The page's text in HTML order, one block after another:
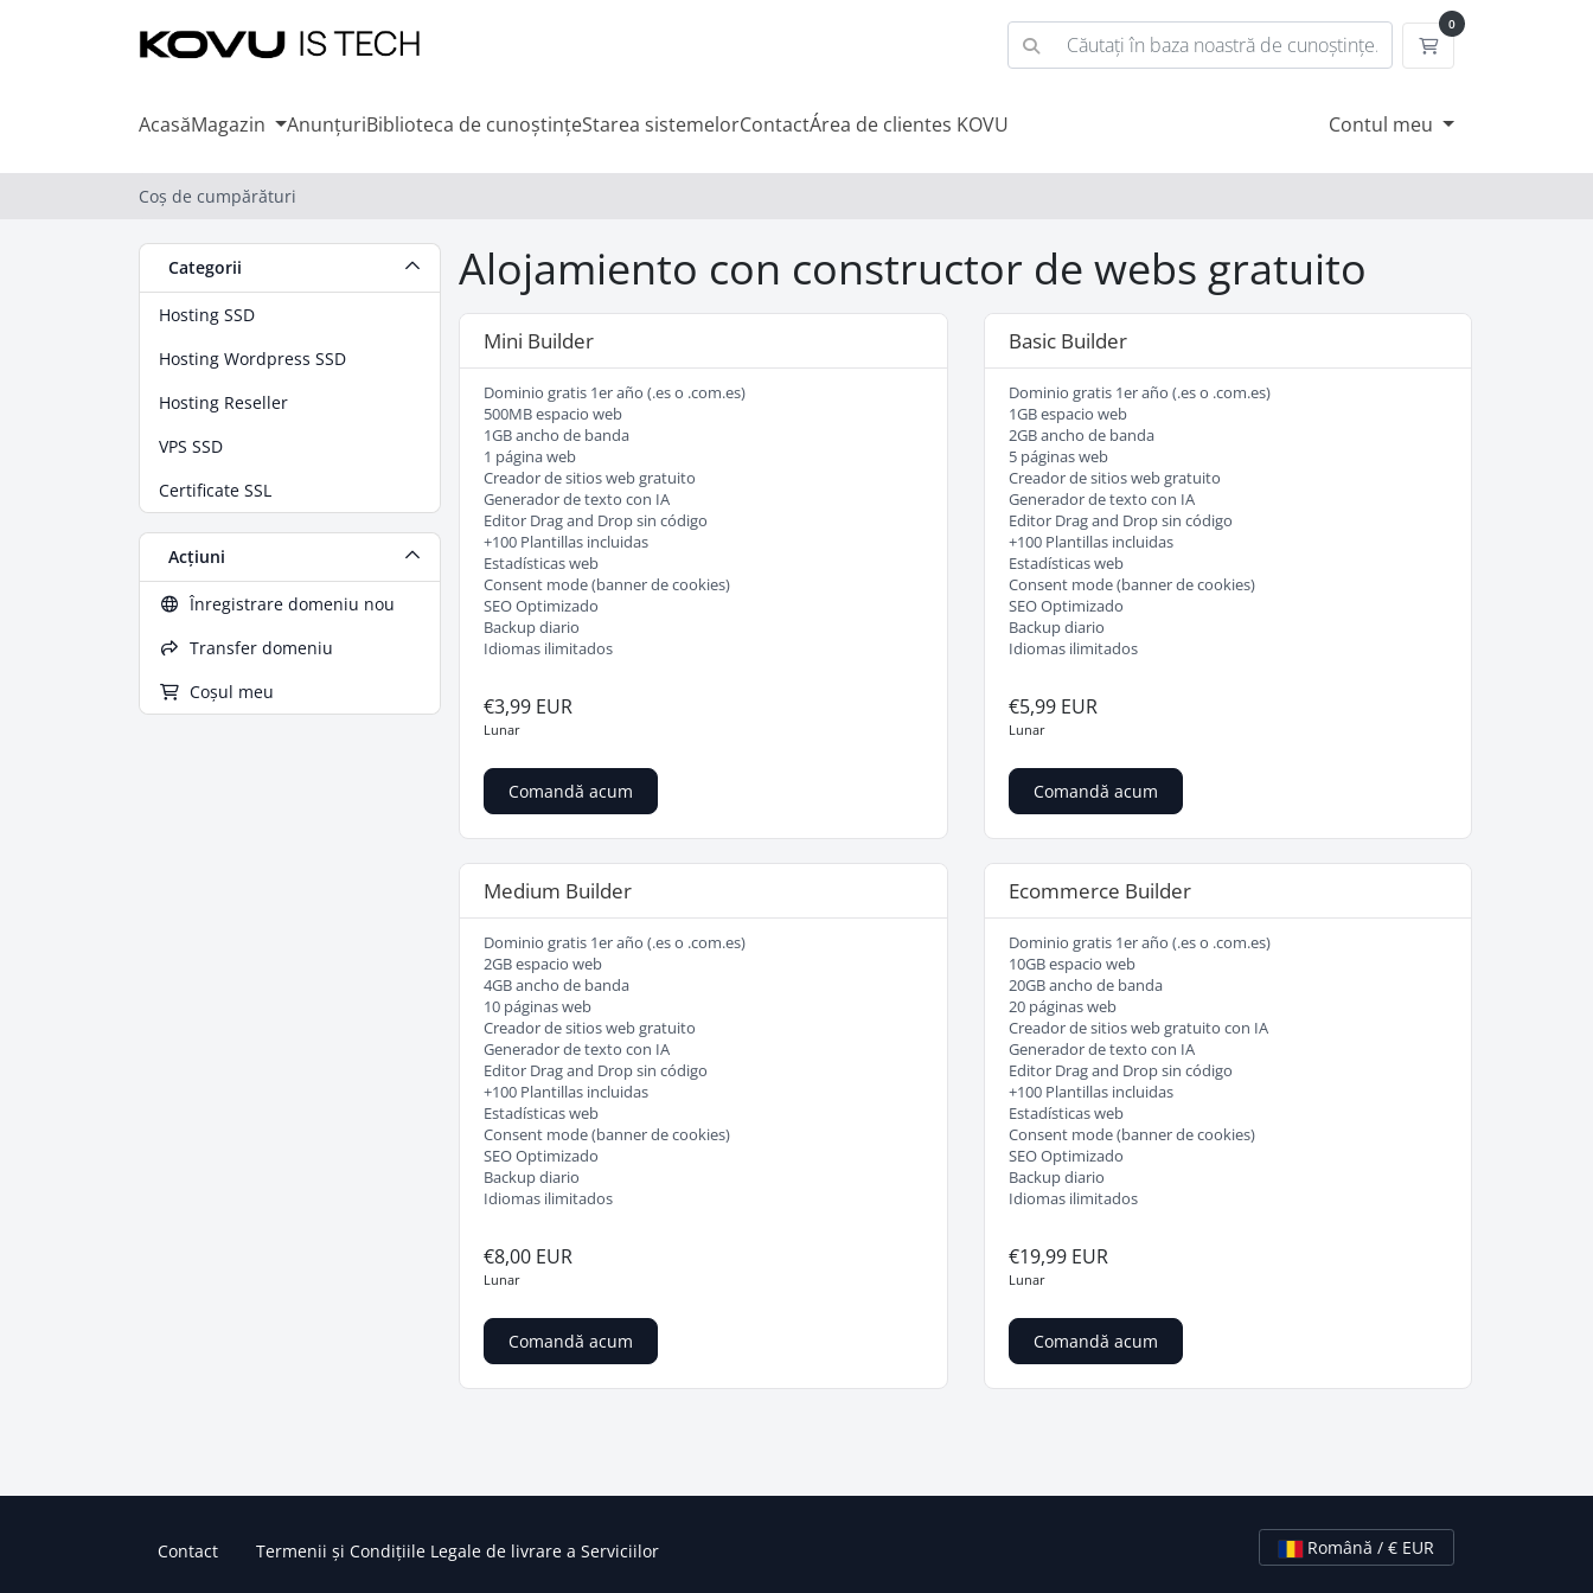
0
Coș de
AcasăMagazin AnunțuriBiblioteca de cunoștințeStarea sistemelorContactÁrea de clientes KOVU Contul meu
Coș de cumpărături
Categorii
Hosting SSD
Hosting Wordpress SSD
Hosting Reseller
VPS SSD
Certificate SSL
Acțiuni
Înregistrare domeniu nou
Transfer domeniu
Coșul meu
Alojamiento con constructor de webs gratuito
Mini Builder
Dominio gratis 1er año (.es o .com.es)
500MB espacio web
1GB ancho de banda
1 página web
Creador de sitios web gratuito
Generador de texto con IA
Editor Drag and Drop sin código
+100 Plantillas incluidas
Estadísticas web
Consent mode (banner de cookies)
SEO Optimizado
Backup diario
Idiomas ilimitados
€3,99 EUR
Lunar
Comandă acum
Basic Builder
Dominio gratis 1er año (.es o .com.es)
1GB espacio web
2GB ancho de banda
5 páginas web
Creador de sitios web gratuito
Generador de texto con IA
Editor Drag and Drop sin código
+100 Plantillas incluidas
Estadísticas web
Consent mode (banner de cookies)
SEO Optimizado
Backup diario
Idiomas ilimitados
€5,99 EUR
Lunar
Comandă acum
Medium Builder
Dominio gratis 1er año (.es o .com.es)
2GB espacio web
4GB ancho de banda
10 páginas web
Creador de sitios web gratuito
Generador de texto con IA
Editor Drag and Drop sin código
+100 Plantillas incluidas
Estadísticas web
Consent mode (banner de cookies)
SEO Optimizado
Backup diario
Idiomas ilimitados
€8,00 EUR
Lunar
Comandă acum
Ecommerce Builder
Dominio gratis 1er año (.es o .com.es)
10GB espacio web
20GB ancho de banda
20 páginas web
Creador de sitios web gratuito con IA
Generador de texto con IA
Editor Drag and Drop sin código
+100 Plantillas incluidas
Estadísticas web
Consent mode (banner de cookies)
SEO Optimizado
Backup diario
Idiomas ilimitados
€19,99 EUR
Lunar
Comandă acum
Română / € EUR
Contact Termenii și Condițiile Legale de livrare a Serviciilor